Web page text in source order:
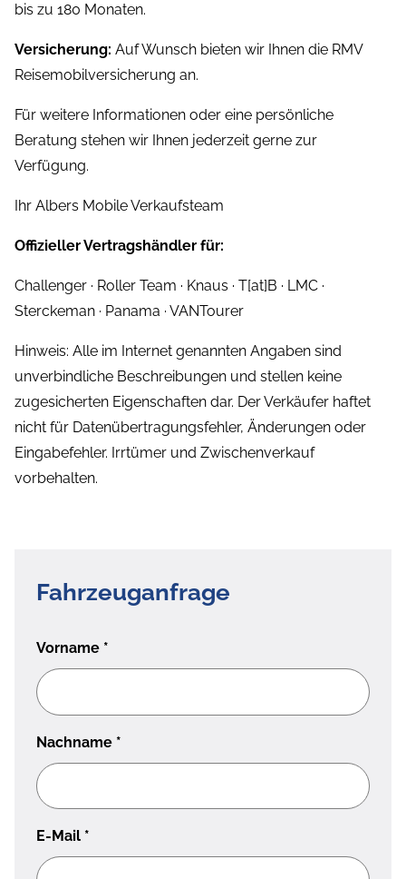
bis zu 180 Monaten.
Versicherung: Auf Wunsch bieten wir Ihnen die RMV
Reisemobilversicherung an.
Für weitere Informationen oder eine persönliche
Beratung stehen wir Ihnen jederzeit gerne zur
Verfügung.
Ihr Albers Mobile Verkaufsteam
Offizieller Vertragshändler für:
Challenger · Roller Team · Knaus · T[at]B · LMC ·
Sterckeman · Panama · VANTourer
Hinweis: Alle im Internet genannten Angaben sind
unverbindliche Beschreibungen und stellen keine
zugesicherten Eigenschaften dar. Der Verkäufer haftet
nicht für Datenübertragungsfehler, Änderungen oder
Eingabefehler. Irrtümer und Zwischenverkauf
vorbehalten.
Fahrzeuganfrage
Vorname *
Nachname *
E-Mail *